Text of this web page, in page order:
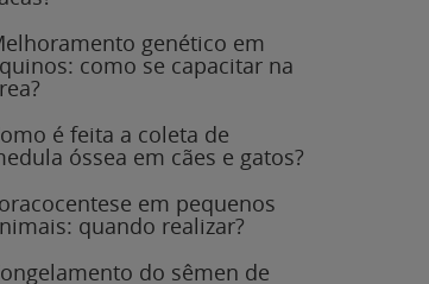
genético em
como se capacitar na
é feita a coleta de
óssea em cães e gatos?
em pequenos
quando realizar?
do sêmen de